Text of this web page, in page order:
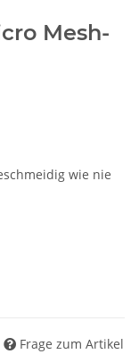
Mesh-
wie nie
Frage zum Artikel